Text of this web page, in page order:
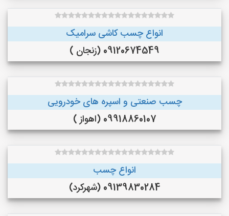
انواع چسب کاشی سرامیک
09120674549 (زنجان )
چسب صنعتی و اسپره های خودرویی
09918860107 (اهواز )
انواع چسب
09139830284 (شهرکرد)